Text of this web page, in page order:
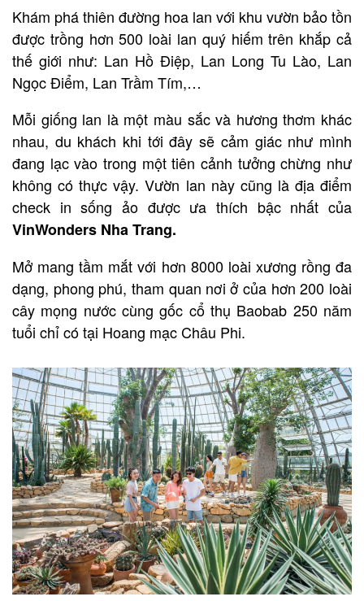
Khám phá thiên đường hoa lan với khu vườn bảo tồn
được trồng hơn 500 loài lan quý hiếm trên khắp cả
thế giới như: Lan Hồ Điệp, Lan Long Tu Lào, Lan
Ngọc Điểm, Lan Trầm Tím,…
Mỗi giống lan là một màu sắc và hương thơm khác
nhau, du khách khi tới đây sẽ cảm giác như mình
đang lạc vào trong một tiên cảnh tưởng chừng như
không có thực vậy. Vườn lan này cũng là địa điểm
check in sống ảo được ưa thích bậc nhất của
VinWonders Nha Trang.
Mở mang tầm mắt với hơn 8000 loài xương rồng đa
dạng, phong phú, tham quan nơi ở của hơn 200 loài
cây mọng nước cùng gốc cổ thụ Baobab 250 năm
tuổi chỉ có tại Hoang mạc Châu Phi.